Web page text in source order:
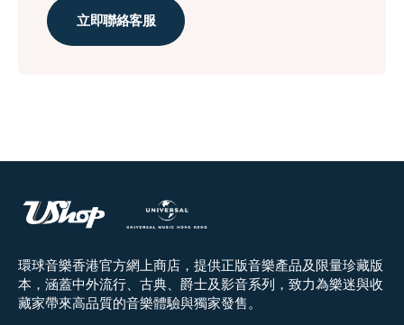
立即聯絡客服
環球音樂香港官方網上商店，提供正版音樂產品及限量珍藏版
本，涵蓋中外流行、古典、爵士及影音系列，致力為樂迷與收
藏家帶來高品質的音樂體驗與獨家發售。